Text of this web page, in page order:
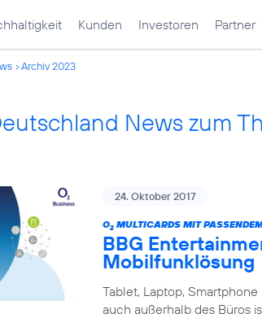
Kunden Investoren Partner
Archiv 2023
News zum
24. Oktober 2017
O2 MULTICARDS MIT
BBG
Mobilfunklösung
Tablet, Laptop,
auch außerhalb des Büros